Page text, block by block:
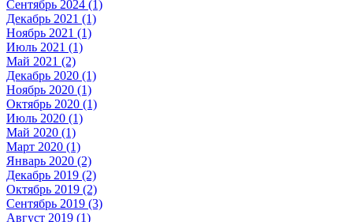
Сентябрь 2024 (1)
Декабрь 2021 (1)
Ноябрь 2021 (1)
Июль 2021 (1)
Май 2021 (2)
Декабрь 2020 (1)
Ноябрь 2020 (1)
Октябрь 2020 (1)
Июль 2020 (1)
Май 2020 (1)
Март 2020 (1)
Январь 2020 (2)
Декабрь 2019 (2)
Октябрь 2019 (2)
Сентябрь 2019 (3)
Август 2019 (1)